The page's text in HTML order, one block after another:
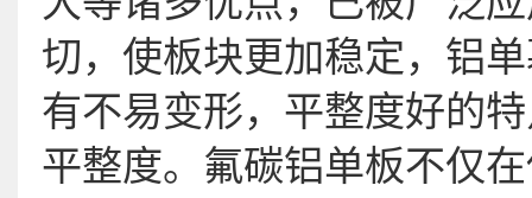
切，使板块更加稳定，铝
有不易变形，平整度好的
平整度。氟碳铝单板不仅